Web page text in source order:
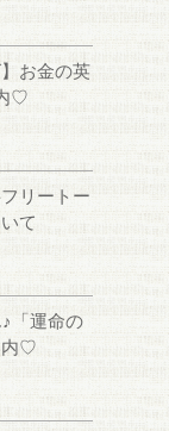
お金の英
♡
リートー
て
「運命の
内♡